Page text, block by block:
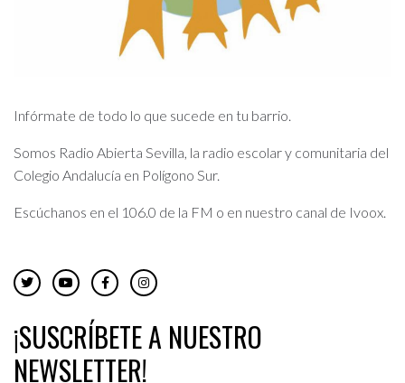
Infórmate de todo lo que sucede en tu barrio.
Somos Radio Abierta Sevilla, la radio escolar y comunitaria del
Colegio Andalucía en Polígono Sur.
Escúchanos en el 106.0 de la FM o en nuestro canal de Ivoox.
¡SUSCRÍBETE A NUESTRO
NEWSLETTER!